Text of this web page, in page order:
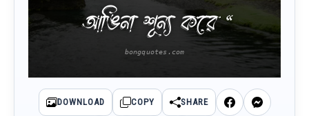
আঙিনা শূন্য করে “
DOWNLOAD COPY SHARE